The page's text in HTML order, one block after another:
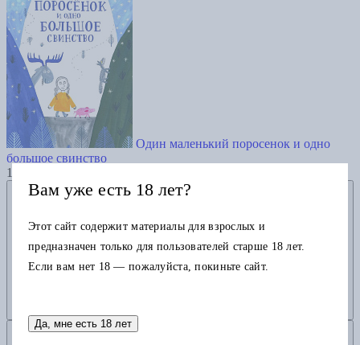
Один маленький поросенок и одно
большое свинство
1190
Добавить в избранное
Добавить в корзину
Вам уже есть 18 лет?
Этот сайт содержит материалы для взрослых и
предназначен только для пользователей старше 18 лет.
Если вам нет 18 — пожалуйста, покиньте сайт.
Да, мне есть 18 лет